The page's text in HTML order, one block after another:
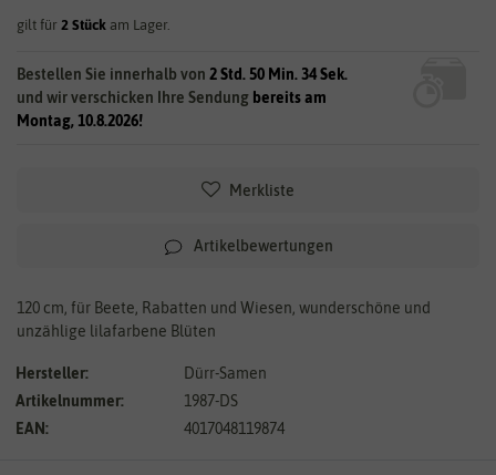
gilt für 2 Stück am Lager.
Bestellen Sie innerhalb von 2 Std. 50 Min. 34 Sek.
und wir verschicken Ihre Sendung bereits am
Montag, 10.8.2026!
Merkliste
Artikelbewertungen
120 cm, für Beete, Rabatten und Wiesen, wunderschöne und
unzählige lilafarbene Blüten
Hersteller:
Dürr-Samen
Artikelnummer:
1987-DS
EAN:
4017048119874